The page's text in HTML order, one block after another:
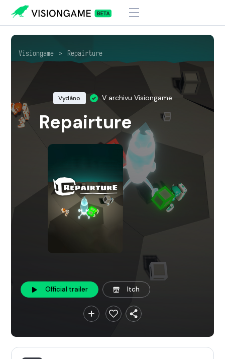
Visiongame > Repairture
Vydáno V archivu Visiongame
Repairture
Official trailer Itch